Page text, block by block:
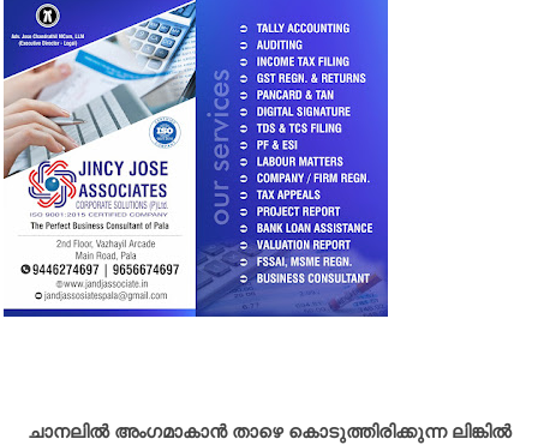
ചാനലിൽ അംഗമാകാൻ താഴെ കൊടുത്തിരിക്കുന്ന ലിങ്കിൽ